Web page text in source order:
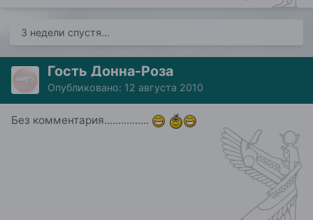
3 недели спустя...
Гость Донна-Роза
Опубликовано: 12 августа 2010
Без комментария................